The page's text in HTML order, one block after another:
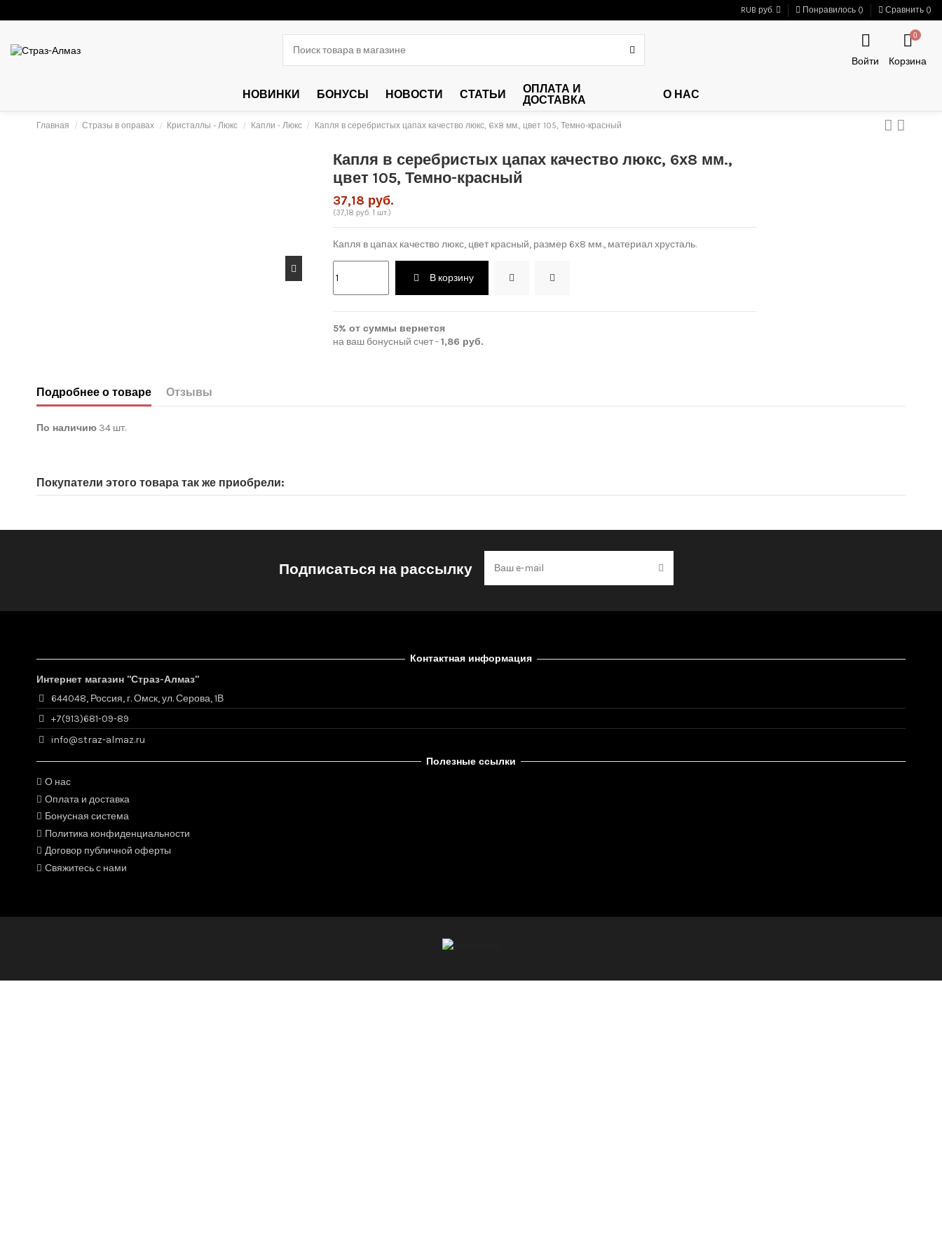
RUB руб. Понравилось () Сравнить ()
Войти
0
Корзина
НОВИНКИ БОНУСЫ НОВОСТИ СТАТЬИ
ОПЛАТА И
ДОСТАВКА
О НАС
Главная Стразы в оправах Кристаллы - Люкс Капли - Люкс Капля в серебристых цапах качество люкс, 6х8 мм., цвет 105, Темно-красный
Капля в серебристых цапах качество люкс, 6х8 мм.,
цвет 105, Темно-красный
37,18 руб.
(37,18 руб. 1 шт.)
Капля в цапах качество люкс, цвет красный, размер 6х8 мм., материал хрусталь.
В корзину
5% от суммы вернется
на ваш бонусный счет -1,86 руб.
Подробнее о товаре Отзывы
По наличию 34 шт.
Покупатели этого товара так же приобрели:
Подписаться на рассылку
Контактная информация
Интернет магазин "Страз-Алмаз"
644048, Россия, г. Омск, ул. Серова, 1В
+7(913)681-09-89
info@straz-almaz.ru
Полезные ссылки
О нас
Оплата и доставка
Бонусная система
Политика конфиденциальности
Договор публичной оферты
Свяжитесь с нами